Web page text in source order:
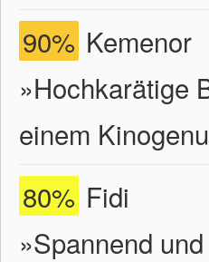
90% Kemenor
»Hochkarätige
einem
80% Fidi
»Spannend